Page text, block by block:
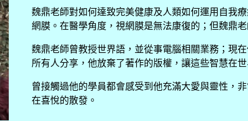
魏鼎老師對如何達致完美健康及人類如何運用自我
網膜。在醫學角度，視網膜是無法康復的；但魏鼎
魏鼎老師曾教授世界語，並從事電腦相關業務；現
所有人分享，他放棄了著作的版權，讓這些智慧在世
曾接觸過他的學員都會感受到他充滿大愛與靈性，
在喜悅的散發。